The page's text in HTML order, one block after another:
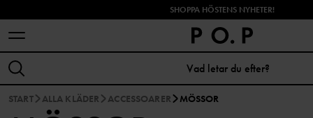
SHOPPA HÖSTENS NYHETER!
START ALLA KLÄDER ACCESSOARER MÖSSOR